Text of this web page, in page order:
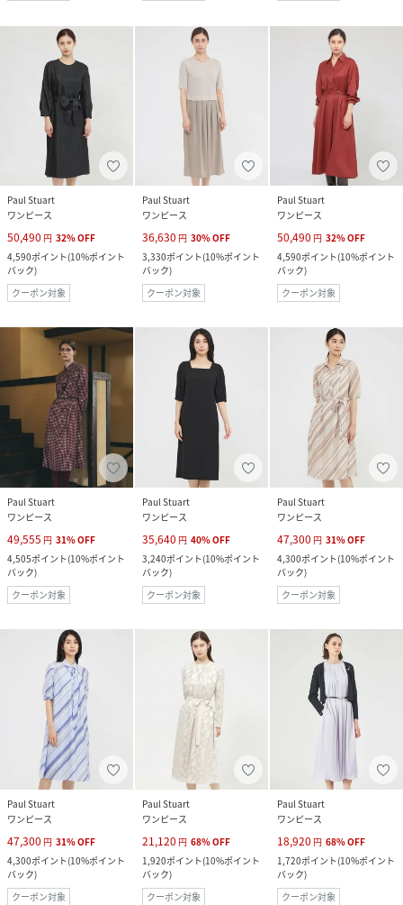
Paul Stuart
ワンピース
50,490 円 32%OFF
4,590ポイント(10%ポイント
バック)
クーポン対象
Paul Stuart
ワンピース
36,630 円 30%OFF
3,330ポイント(10%ポイント
バック)
クーポン対象
Paul Stuart
ワンピース
50,490 円 32%OFF
4,590ポイント(10%ポイント
バック)
クーポン対象
Paul Stuart
ワンピース
49,555 円 31%OFF
4,505ポイント(10%ポイント
バック)
クーポン対象
Paul Stuart
ワンピース
35,640 円 40%OFF
3,240ポイント(10%ポイント
バック)
クーポン対象
Paul Stuart
ワンピース
47,300 円 31%OFF
4,300ポイント(10%ポイント
バック)
クーポン対象
Paul Stuart
ワンピース
47,300 円 31%OFF
4,300ポイント(10%ポイント
バック)
クーポン対象
Paul Stuart
ワンピース
21,120 円 68%OFF
1,920ポイント(10%ポイント
バック)
クーポン対象
Paul Stuart
ワンピース
18,920 円 68%OFF
1,720ポイント(10%ポイント
バック)
クーポン対象